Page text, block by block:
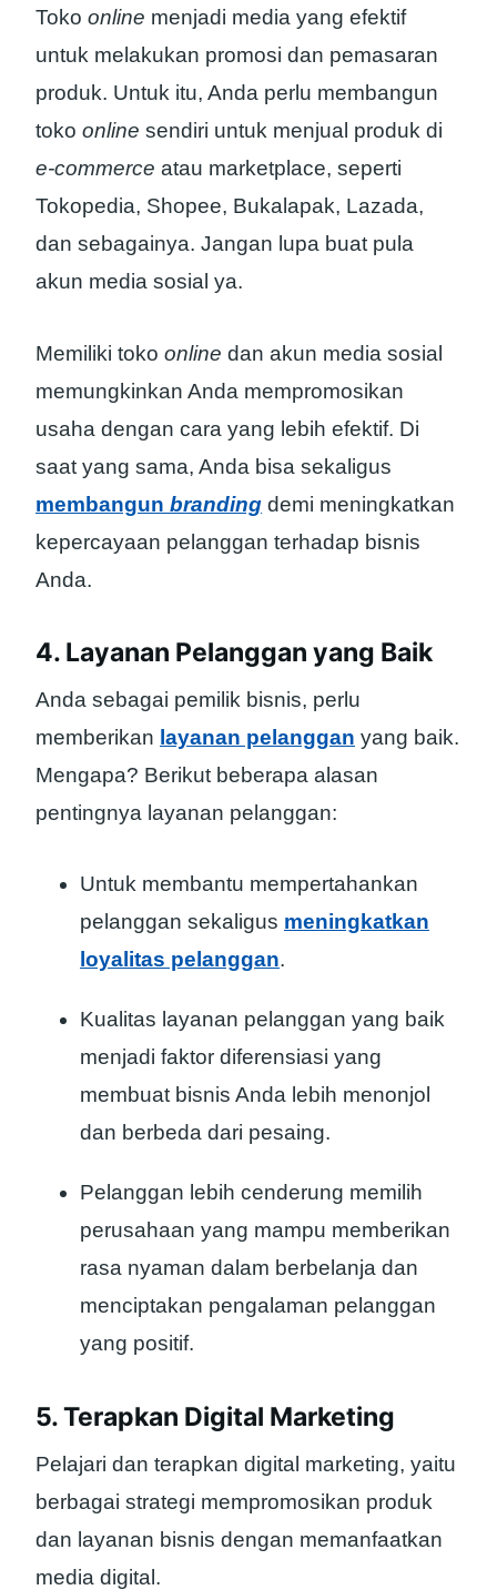
Toko online menjadi media yang efektif
untuk melakukan promosi dan pemasaran
produk. Untuk itu, Anda perlu membangun
toko online sendiri untuk menjual produk di
e-commerce atau marketplace, seperti
Tokopedia, Shopee, Bukalapak, Lazada,
dan sebagainya. Jangan lupa buat pula
akun media sosial ya.
Memiliki toko online dan akun media sosial
memungkinkan Anda mempromosikan
usaha dengan cara yang lebih efektif. Di
saat yang sama, Anda bisa sekaligus
membangun branding demi meningkatkan
kepercayaan pelanggan terhadap bisnis
Anda.
4. Layanan Pelanggan yang Baik
Anda sebagai pemilik bisnis, perlu
memberikan layanan pelanggan yang baik.
Mengapa? Berikut beberapa alasan
pentingnya layanan pelanggan:
Untuk membantu mempertahankan
pelanggan sekaligus meningkatkan
loyalitas pelanggan.
Kualitas layanan pelanggan yang baik
menjadi faktor diferensiasi yang
membuat bisnis Anda lebih menonjol
dan berbeda dari pesaing.
Pelanggan lebih cenderung memilih
perusahaan yang mampu memberikan
rasa nyaman dalam berbelanja dan
menciptakan pengalaman pelanggan
yang positif.
5. Terapkan Digital Marketing
Pelajari dan terapkan digital marketing, yaitu
berbagai strategi mempromosikan produk
dan layanan bisnis dengan memanfaatkan
media digital.